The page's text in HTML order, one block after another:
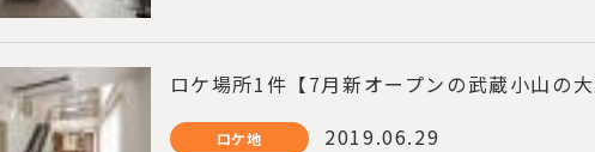
ロケ場所1件【7月新オープンの武蔵小山の
ロケ地 2019.06.29